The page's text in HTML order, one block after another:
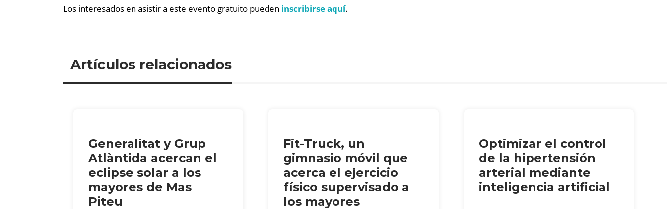
Los interesados en asistir a este evento gratuito pueden inscribirse aquí.
Artículos relacionados
Generalitat y Grup
Atlàntida acercan el
eclipse solar a los
mayores de Mas
Piteu
Fit-Truck, un
gimnasio móvil que
acerca el ejercicio
físico supervisado a
los mayores
Optimizar el control
de la hipertensión
arterial mediante
inteligencia artificial